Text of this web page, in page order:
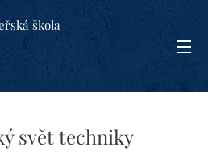
škola
svět techniky